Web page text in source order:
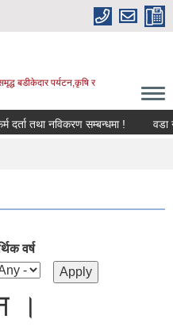
बडीकेदार पर्यटन,कृषि र
दर्ता तथा नविकरण सम्बन्धमा ! वडा
वर्ष
।